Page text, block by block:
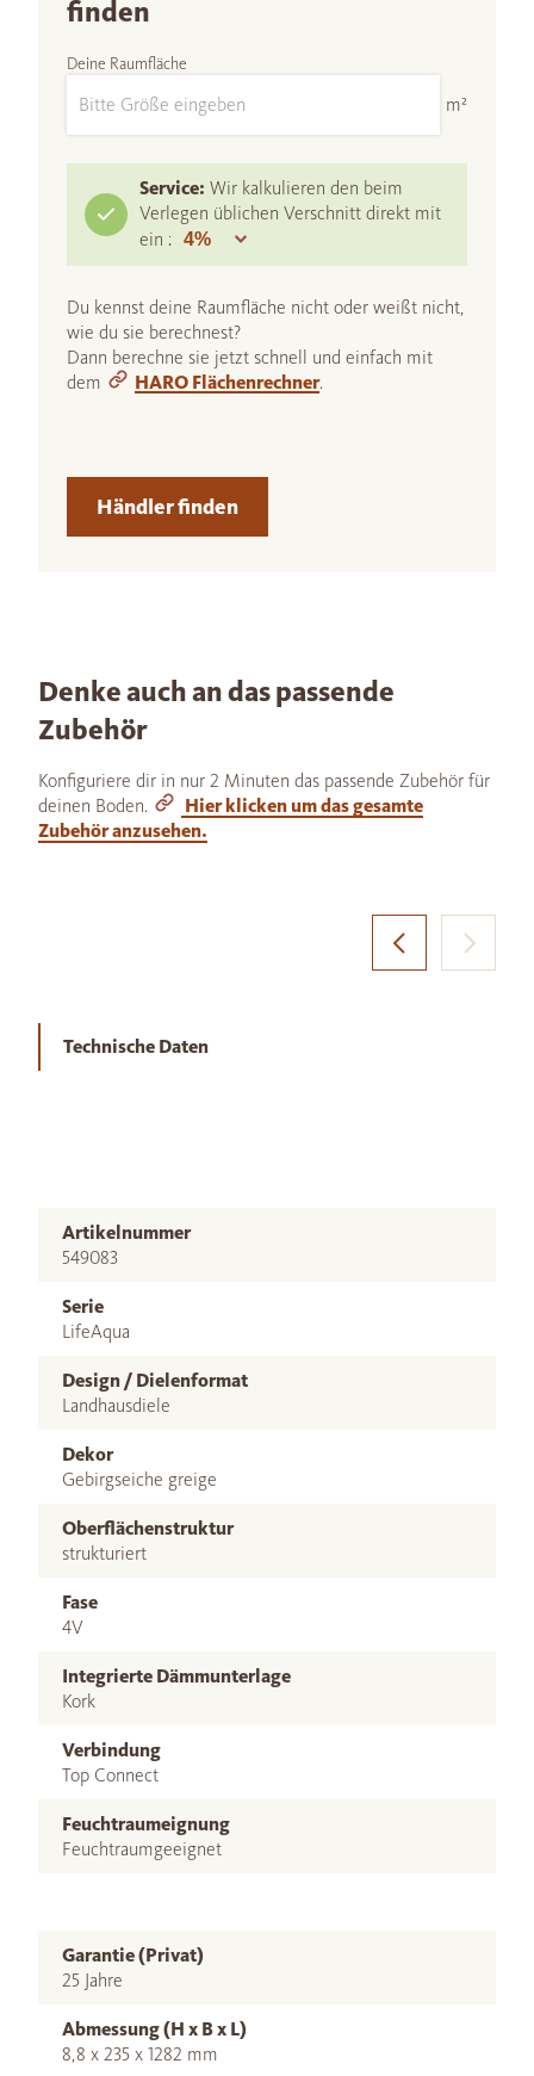
finden
Deine Raumfläche
m²
Service: Wir kalkulieren den beim
Verlegen üblichen Verschnitt direkt mit
ein :
Du kennst deine Raumfläche nicht oder weißt nicht,
wie du sie berechnest?
Dann berechne sie jetzt schnell und einfach mit
dem
HARO Flächenrechner.
Händler finden
Denke auch an das passende
Zubehör
Konfiguriere dir in nur 2 Minuten das passende Zubehör für
deinen Boden.
Hier klicken um das gesamte
Zubehör anzusehen.
Technische Daten
Artikelnummer
549083
Serie
LifeAqua
Design / Dielenformat
Landhausdiele
Dekor
Gebirgseiche greige
Oberflächenstruktur
strukturiert
Fase
4V
Integrierte Dämmunterlage
Kork
Verbindung
Top Connect
Feuchtraumeignung
Feuchtraumgeeignet
Garantie (Privat)
25 Jahre
Abmessung (H x B x L)
8,8 x 235 x 1282 mm